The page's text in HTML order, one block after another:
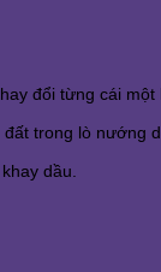
đổi từng cái một
trong lò nướng
dầu.